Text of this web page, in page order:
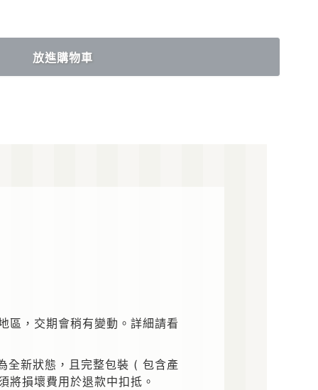
區，交期會稍有變動。詳細請看
全新狀態，且完整包裝 ( 包含產
將損壞費用於退款中扣抵。